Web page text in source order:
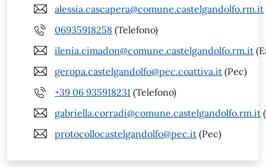
alessia.cascapera@comune.castelgandolfo.rm.it
06935918258 (Telefono)
ilenia.cimadon@comune.castelgandolfo.rm.it
geropa.castelgandolfo@pec.coattiva.it (Pec)
+39 06 935918231 (Telefono)
gabriella.corradi@comune.castelgandolfo.rm.it
protocollocastelgandolfo@pec.it (Pec)